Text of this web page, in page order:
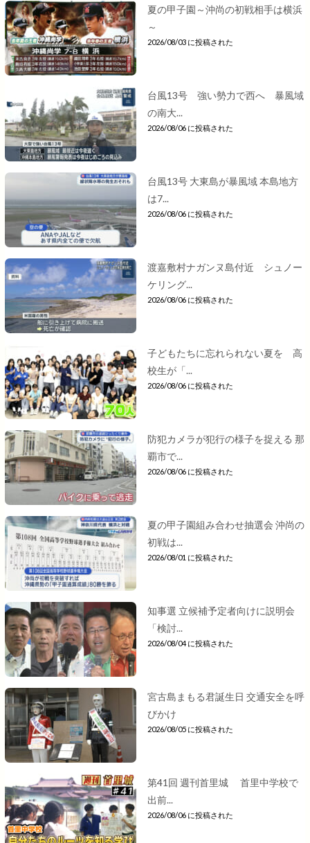
夏の甲子園～沖尚の初戦相手は横浜
～
2026/08/03 に投稿された
台風13号 強い勢力で西へ 暴風域
の南大...
2026/08/06 に投稿された
台風13号 大東島が暴風域 本島地方
は7...
2026/08/06 に投稿された
渡嘉敷村ナガンヌ島付近 シュノー
ケリング...
2026/08/06 に投稿された
子どもたちに忘れられない夏を 高
校生が「...
2026/08/06 に投稿された
防犯カメラが犯行の様子を捉える 那
覇市で...
2026/08/06 に投稿された
夏の甲子園組み合わせ抽選会 沖尚の
初戦は...
2026/08/01 に投稿された
知事選 立候補予定者向けに説明会
「検討...
2026/08/04 に投稿された
宮古島まもる君誕生日 交通安全を呼
びかけ
2026/08/05 に投稿された
第41回 週刊首里城 首里中学校で
出前...
2026/08/06 に投稿された